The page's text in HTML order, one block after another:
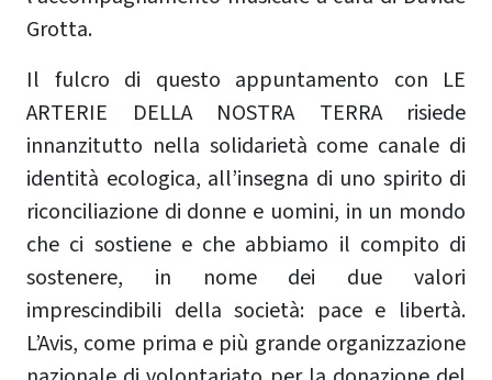
Grotta.
Il fulcro di questo appuntamento con LE
ARTERIE DELLA NOSTRA TERRA risiede
innanzitutto nella solidarietà come canale di
identità ecologica, all’insegna di uno spirito di
riconciliazione di donne e uomini, in un mondo
che ci sostiene e che abbiamo il compito di
sostenere, in nome dei due valori
imprescindibili della società: pace e libertà.
L’Avis, come prima e più grande organizzazione